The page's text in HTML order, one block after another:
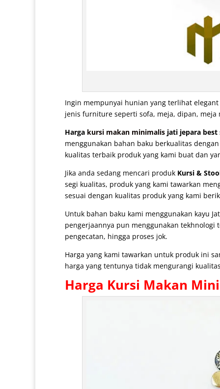
Ingin mempunyai hunian yang terlihat
jenis furniture seperti sofa, meja, dipan,
Harga kursi makan minimalis jati jepara best
menggunakan bahan baku berkualitas
kualitas terbaik produk yang kami buat dan
Jika anda sedang mencari produk Kursi &
segi kualitas, produk yang kami tawarkan
sesuai dengan kualitas produk yang kami
Untuk bahan baku kami menggunakan kayu
pengerjaannya pun menggunakan
pengecatan, hingga proses jok.
Harga yang kami tawarkan untuk produk ini
harga yang tentunya tidak mengurangi
Harga Kursi Makan